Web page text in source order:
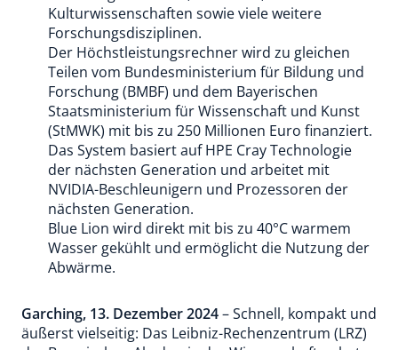
Kulturwissenschaften sowie viele weitere
Forschungsdisziplinen.
Der Höchstleistungsrechner wird zu gleichen
Teilen vom Bundesministerium für Bildung und
Forschung (BMBF) und dem Bayerischen
Staatsministerium für Wissenschaft und Kunst
(StMWK) mit bis zu 250 Millionen Euro finanziert.
Das System basiert auf HPE Cray Technologie
der nächsten Generation und arbeitet mit
NVIDIA-Beschleunigern und Prozessoren der
nächsten Generation.
Blue Lion wird direkt mit bis zu 40°C warmem
Wasser gekühlt und ermöglicht die Nutzung der
Abwärme.
Garching, 13. Dezember 2024– Schnell, kompakt und
äußerst vielseitig: Das Leibniz-Rechenzentrum (LRZ)